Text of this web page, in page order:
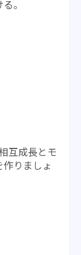
。
互成長とモ
りましょ